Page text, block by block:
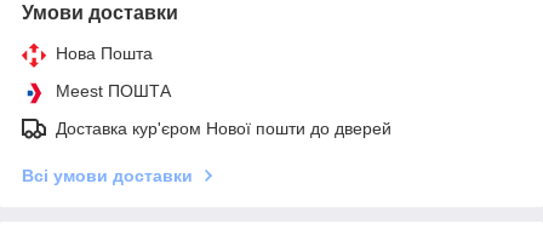
Умови доставки
Нова Пошта
Meest ПОШТА
Доставка кур'єром Нової пошти до дверей
Всі умови доставки